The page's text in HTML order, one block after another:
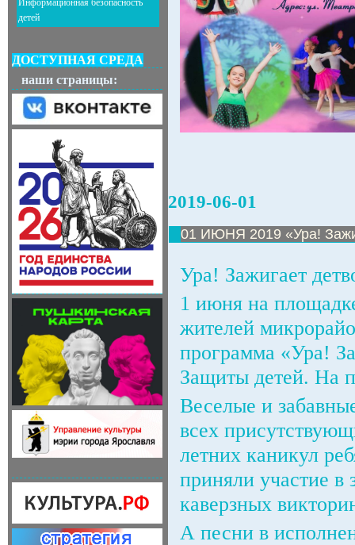
Информационная безопасность
детей
ДОСТУПНАЯ СРЕДА
наши страницы:
2019-06-01
01 ИЮНЯ 2019 «Ура!
Ура! Зажигает
1 июня на
жителей
программа «Ура!
Защиты детей. На
Веселые и
всех
летних каникул
приняли участие в
каверзных
А песни в